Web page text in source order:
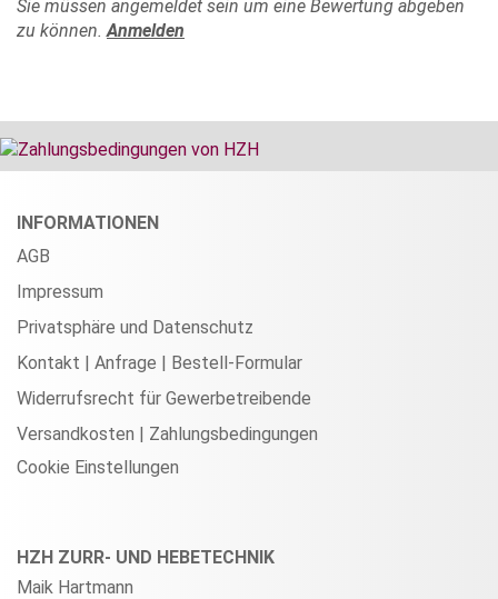
Sie müssen angemeldet sein um eine Bewertung abgeben
zu können. Anmelden
INFORMATIONEN
AGB
Impressum
Privatsphäre und Datenschutz
Kontakt | Anfrage | Bestell-Formular
Widerrufsrecht für Gewerbetreibende
Versandkosten | Zahlungsbedingungen
Cookie Einstellungen
HZH ZURR- UND HEBETECHNIK
Maik Hartmann